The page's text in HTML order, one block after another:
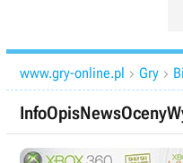
www.gry-online.pl  Gry 
InfoOpisNewsOceny